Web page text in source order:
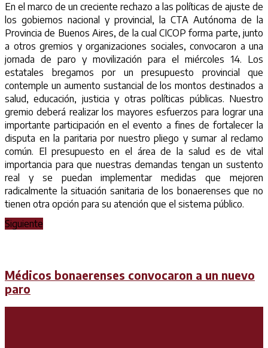
En el marco de un creciente rechazo a las políticas de ajuste de
los gobiernos nacional y provincial, la CTA Autónoma de la
Provincia de Buenos Aires, de la cual CICOP forma parte, junto
a otros gremios y organizaciones sociales, convocaron a una
jornada de paro y movilización para el miércoles 14. Los
estatales bregamos por un presupuesto provincial que
contemple un aumento sustancial de los montos destinados a
salud, educación, justicia y otras políticas públicas. Nuestro
gremio deberá realizar los mayores esfuerzos para lograr una
importante participación en el evento a fines de fortalecer la
disputa en la paritaria por nuestro pliego y sumar al reclamo
común. El presupuesto en el área de la salud es de vital
importancia para que nuestras demandas tengan un sustento
real y se puedan implementar medidas que mejoren
radicalmente la situación sanitaria de los bonaerenses que no
tienen otra opción para su atención que el sistema público.
Siguiente
Médicos bonaerenses convocaron a un nuevo
paro